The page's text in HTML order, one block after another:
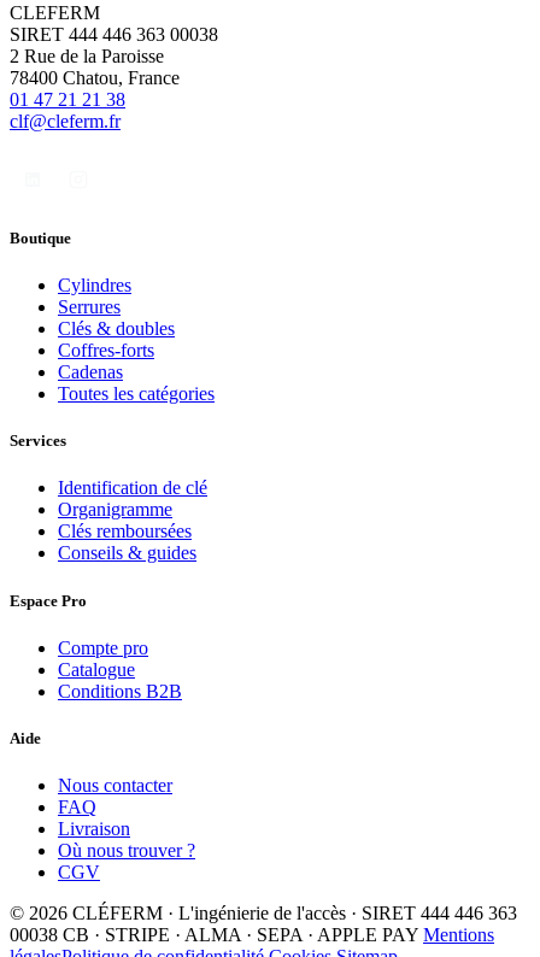
CLEFERM
SIRET 444 446 363 00038
2 Rue de la Paroisse
78400 Chatou, France
01 47 21 21 38
clf@cleferm.fr
Boutique
Cylindres
Serrures
Clés & doubles
Coffres-forts
Cadenas
Toutes les catégories
Services
Identification de clé
Organigramme
Clés remboursées
Conseils & guides
Espace Pro
Compte pro
Catalogue
Conditions B2B
Aide
Nous contacter
FAQ
Livraison
Où nous trouver ?
CGV
© 2026 CLÉFERM · L'ingénierie de l'accès · SIRET 444 446 363
00038 CB · STRIPE · ALMA · SEPA · APPLE PAY Mentions